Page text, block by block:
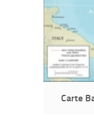
Carte